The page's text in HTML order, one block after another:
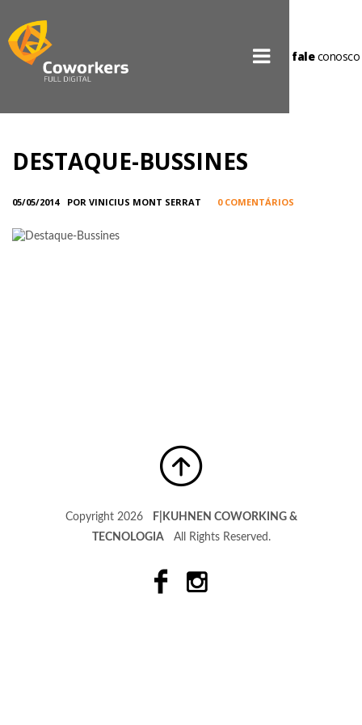
faleconosco
DESTAQUE-BUSSINES
05/05/2014 POR VINICIUS MONT SERRAT 0 COMENTÁRIOS
Copyright 2026
F|KUHNEN COWORKING &
TECNOLOGIAAll Rights Reserved.